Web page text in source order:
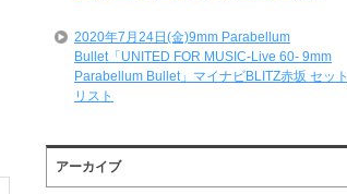
2020年7月24日(金)9mm Parabellum
Bullet「UNITED FOR MUSIC-Live 60- 9mm
Parabellum Bullet」マイナビBLITZ赤坂 セット
リスト
アーカイブ